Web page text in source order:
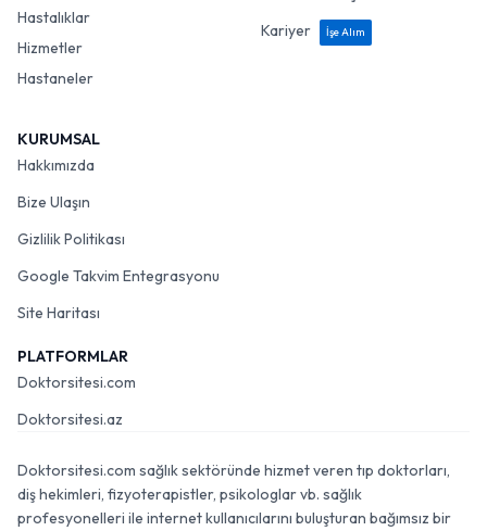
Hastalıklar
Hizmetler
Hastaneler
Kariyer
İşe Alım
KURUMSAL
Hakkımızda
Bize Ulaşın
Gizlilik Politikası
Google Takvim Entegrasyonu
Site Haritası
PLATFORMLAR
Doktorsitesi.com
Doktorsitesi.az
Doktorsitesi.com sağlık sektöründe hizmet veren tıp doktorları,
diş hekimleri, fizyoterapistler, psikologlar vb. sağlık
profesyonelleri ile internet kullanıcılarını buluşturan bağımsız bir